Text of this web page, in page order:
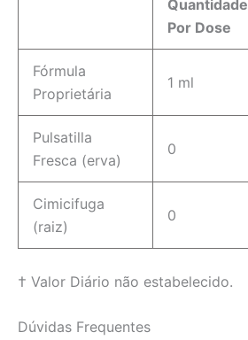
Quantidade
Por Dose
Fórmula
Proprietária
1 ml
Pulsatilla
Fresca (erva)
0
Cimicifuga
(raiz)
0
† Valor Diário não estabelecido.
Dúvidas Frequentes